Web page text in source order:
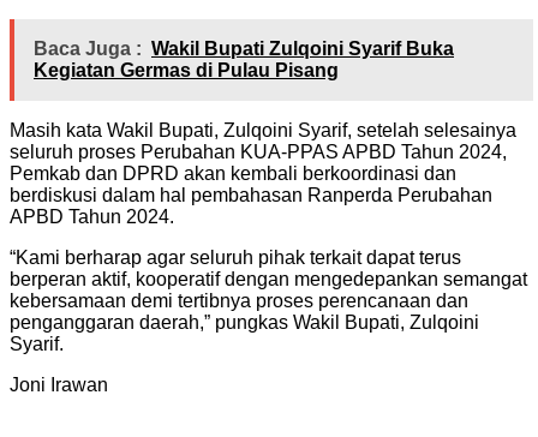
Baca Juga : Wakil Bupati Zulqoini Syarif Buka
Kegiatan Germas di Pulau Pisang
Masih kata Wakil Bupati, Zulqoini Syarif, setelah selesainya
seluruh proses Perubahan KUA-PPAS APBD Tahun 2024,
Pemkab dan DPRD akan kembali berkoordinasi dan
berdiskusi dalam hal pembahasan Ranperda Perubahan
APBD Tahun 2024.
“Kami berharap agar seluruh pihak terkait dapat terus
berperan aktif, kooperatif dengan mengedepankan semangat
kebersamaan demi tertibnya proses perencanaan dan
penganggaran daerah,” pungkas Wakil Bupati, Zulqoini
Syarif.
Joni Irawan